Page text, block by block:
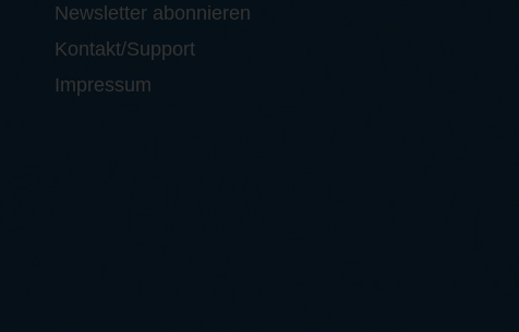
Newsletter abonnieren
Kontakt/Support
Impressum